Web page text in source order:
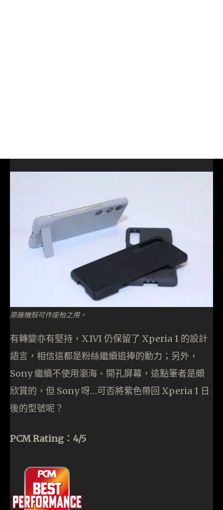
原廠機殼可作座枱之用。
有轉變亦有堅持，X1VI 仍保留了 Xperia 1 的設計
語言，相信這都是粉絲繼續追捧的動力；另外，
Sony 繼續不使用瀏海、開孔屏幕，這點筆者是頗
欣賞的，但 Sony 呀…可否將紫色帶回 Xperia 1 日
後的型號呢？
PCM Rating：4/5